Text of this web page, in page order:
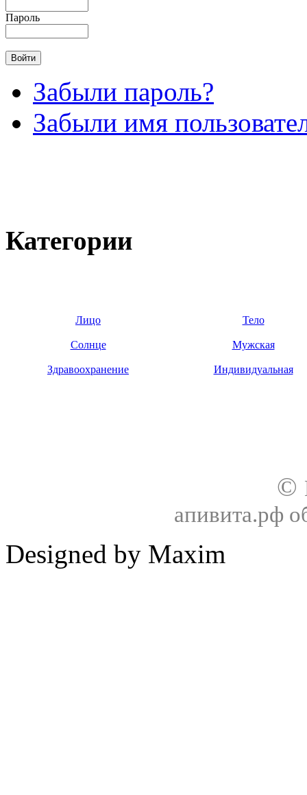
Пароль
Забыли пароль?
Забыли имя
Категории
Лицо Тело
Солнце Мужская
Здравоохранение
Индивидуальная
©
апивита.рф
Designed by Maxim